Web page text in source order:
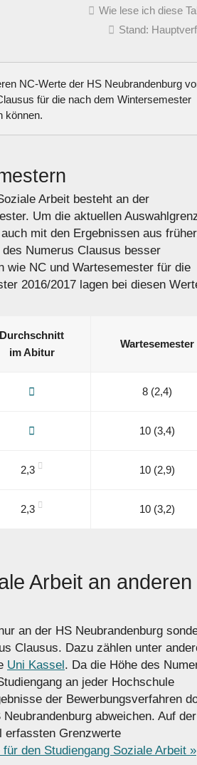
Wie lese ich diese
Stand:
NC-Werte der HS Neubrandenburg
für die nach dem Wintersemester
können.
Arbeit besteht an der
Um die aktuellen
mit den Ergebnissen aus
Numerus Clausus besser
wie NC und Wartesemester für die
2016/2017 lagen bei diesen
Durchschnitt
im Abitur
Warte­semester
8 (2,4)
10 (3,4)
2,3 10 (2,9)
2,3 10 (3,2)
Arbeit an anderen
an der HS Neubrandenburg
Clausus. Dazu zählen unter
Uni Kassel. Da die Höhe des
an jeder Hochschule
der Bewerbungs­verfahren
abweichen. Auf der
erfassten Grenzwerte
den Studiengang Soziale Arbeit »